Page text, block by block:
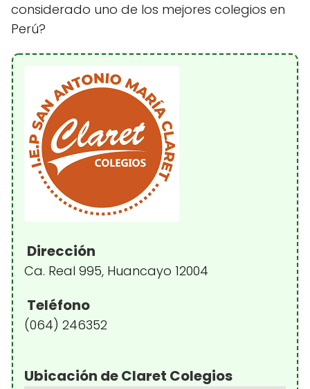
considerado uno de los mejores colegios en
Perú?
Dirección
Ca. Real 995, Huancayo 12004
Teléfono
(064) 246352
Ubicación de Claret Colegios